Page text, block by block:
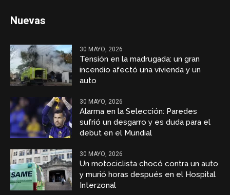
Nuevas
30 MAYO, 2026
Tensión en la madrugada: un gran
incendio afectó una vivienda y un
auto
30 MAYO, 2026
Alarma en la Selección: Paredes
sufrió un desgarro y es duda para el
debut en el Mundial
30 MAYO, 2026
Un motociclista chocó contra un auto
y murió horas después en el Hospital
Interzonal